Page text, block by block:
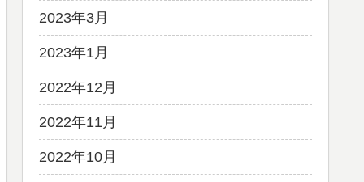
2023年3月
2023年1月
2022年12月
2022年11月
2022年10月